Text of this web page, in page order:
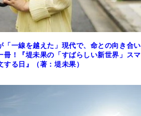
「一線を越えた」現代で、命との向き合い
冊！『堤未果の「すばらしい新世界」スマ
る日』（著：堤未果）